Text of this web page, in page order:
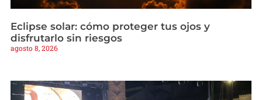
Eclipse solar: cómo proteger tus ojos y
disfrutarlo sin riesgos
agosto 8, 2026